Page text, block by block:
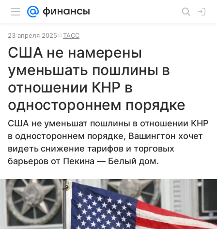
23 апреля 2025 ТАСС
США не намерены
уменьшать пошлины в
отношении КНР в
одностороннем порядке
США не уменьшат пошлины в отношении КНР
в одностороннем порядке, Вашингтон хочет
видеть снижение тарифов и торговых
барьеров от Пекина — Белый дом.